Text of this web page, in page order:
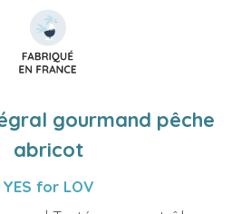
gourmand pêche
abricot
YES for LOV